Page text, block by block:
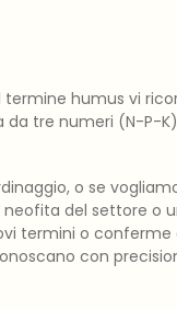
termine humus vi
da tre numeri (N-P-
o se
del settore o
termini o
con